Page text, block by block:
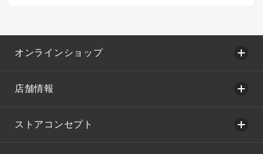
オンラインショップ
店舗情報
ストアコンセプト